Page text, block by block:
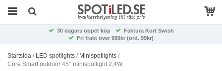
30 dagars öppet köp
Faktura Kort Swish
Fri frakt över 999kr (ord. 99kr)
Startsida / LED spotlights / Minispotlights /
Core Smart outdoor 45° minispotlight 2,4W